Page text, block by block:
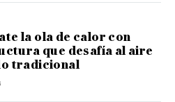
la ola de calor con
que desafía al aire
tradicional